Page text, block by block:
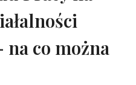
na co można